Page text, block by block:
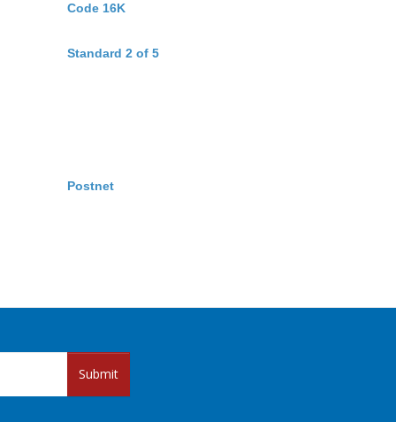
Code 16K
Standard 2 of 5
Postnet
Submit